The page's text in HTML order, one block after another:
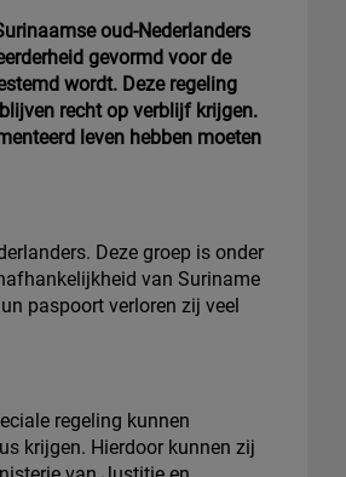
oud-Nederlanders
gevormd voor de
wordt. Deze regeling
recht op verblijf krijgen.
leven hebben moeten
Deze groep is onder
van Suriname
paspoort verloren zij veel
regeling kunnen
krijgen. Hierdoor kunnen zij